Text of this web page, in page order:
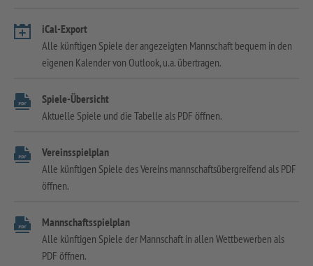
iCal-Export
Alle künftigen Spiele der angezeigten Mannschaft bequem in den
eigenen Kalender von Outlook, u.a. übertragen.
Spiele-Übersicht
Aktuelle Spiele und die Tabelle als PDF öffnen.
Vereinsspielplan
Alle künftigen Spiele des Vereins mannschaftsübergreifend als PDF
öffnen.
Mannschaftsspielplan
Alle künftigen Spiele der Mannschaft in allen Wettbewerben als
PDF öffnen.